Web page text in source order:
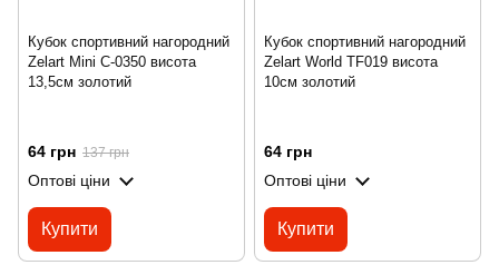
Кубок спортивний нагородний
Zelart Mini C-0350 висота
13,5см золотий
64 грн 137 грн
Оптові ціни
Купити
Кубок спортивний нагородний
Zelart World TF019 висота
10см золотий
64 грн
Оптові ціни
Купити